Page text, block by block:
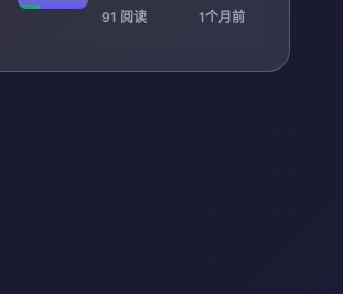
观众激情
91 阅读 1个月前